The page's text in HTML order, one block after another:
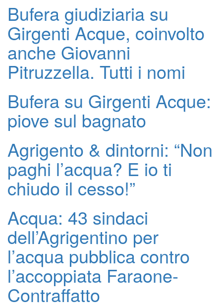
Bufera giudiziaria su
Girgenti Acque, coinvolto
anche Giovanni
Pitruzzella. Tutti i nomi
Bufera su Girgenti Acque:
piove sul bagnato
Agrigento & dintorni: “Non
paghi l’acqua? E io ti
chiudo il cesso!”
Acqua: 43 sindaci
dell’Agrigentino per
l’acqua pubblica contro
l’accoppiata Faraone-
Contraffatto